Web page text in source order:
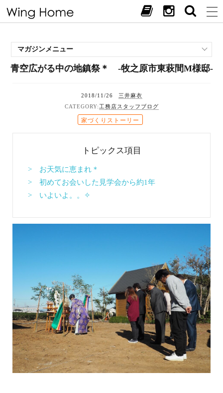
マガジンメニュー
施工事例
見学会・イベント
青空広がる中の地鎮祭＊ -牧之原市東萩間M様邸-
2018/11/26
三井麻衣
工務店スタッフブログ
家づくりストーリー
トピックス項目
> お天気に恵まれ＊
> 初めてお会いした見学会から約1年
> いよいよ。。✧